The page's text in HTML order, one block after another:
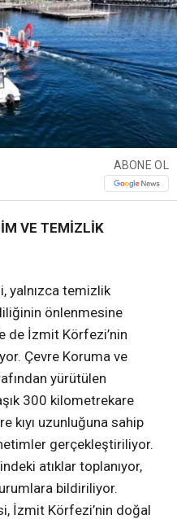
ABONE OL
VE TEMİZLİK
yalnızca temizlik
önlenmesine
de İzmit Körfezi’nin
Çevre Koruma ve
yürütülen
300 kilometrekare
kıyı uzunluğuna sahip
gerçekleştiriliyor.
atıklar toplanıyor,
bildiriliyor.
İzmit Körfezi’nin doğal